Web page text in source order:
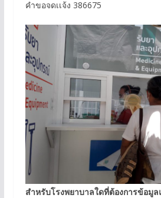
คำขอจดเเจ้ง 386675
สำหรับโรงพยาบาลใดที่ต้องการข้อมู